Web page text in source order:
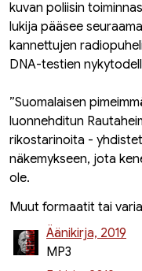
kuvan poliisin
lukija pääsee
kannettujen
DNA-testien
”Suomalaisen
luonnehditun
rikostarinoita -
näkemykseen, jota
ole.
Muut formaatit tai
Äänikirja, 2019
MP3